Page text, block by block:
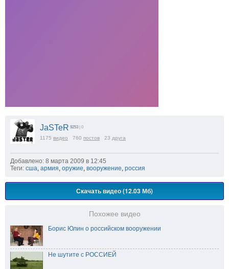
JaSTeR 9253 | 0
1175 видео 760 постов 23 друга
Добавлено: 8 марта 2009 в 12:45
Теги: сша армия оружие вооружение россия
Скачать видео (12.03 Мб)
Похожее видео
Борис Юлин о российском вооружении
Не шутите с РОССИЕЙ